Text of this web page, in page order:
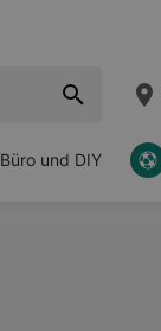
Büro und DIY